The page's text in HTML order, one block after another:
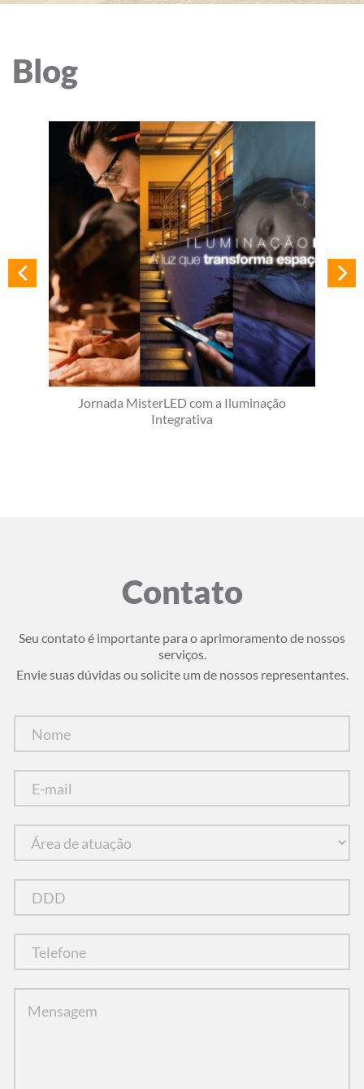
Blog
Jornada MisterLED com a Iluminação
Integrativa
Contato
Seu contato é importante para o aprimoramento de nossos
serviços.
Envie suas dúvidas ou solicite um de nossos representantes.